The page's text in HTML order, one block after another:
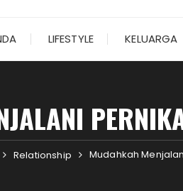
LIFESTYLE KELUARGA
Relationship Mudahkah